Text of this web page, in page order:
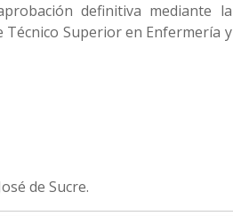
definitiva mediante la
Superior en Enfermería y
de Sucre.